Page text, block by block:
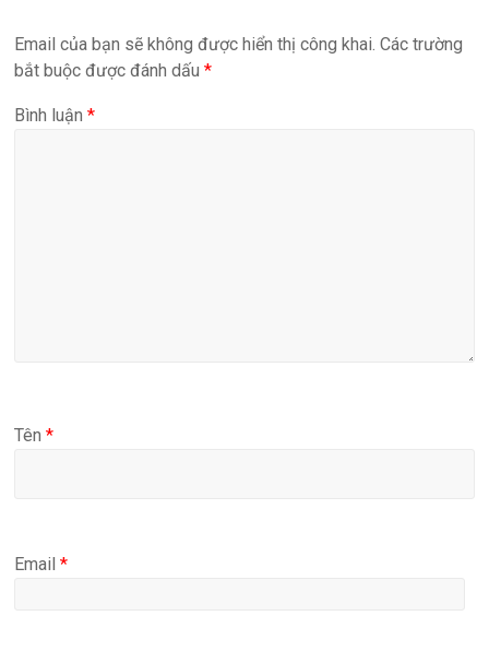
Email của bạn sẽ không được hiển thị công khai. Các trường
bắt buộc được đánh dấu*
Bình luận*
Tên*
Email*